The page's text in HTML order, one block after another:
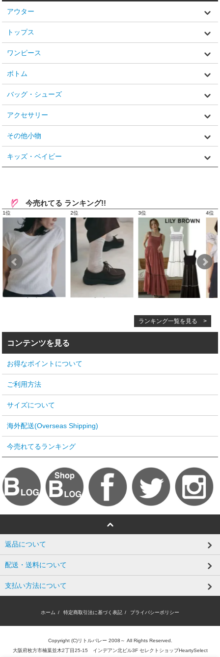
アウター
トップス
ワンピース
ボトム
バッグ・シューズ
アクセサリー
その他小物
キッズ・ベイビー
今売れてる ランキング!!
ランキング一覧を見る >
コンテンツを見る
お得なポイントについて
ご利用方法
サイズについて
海外配送(Overseas Shipping)
今売れてるランキング
返品について
配送・送料について
支払い方法について
ホーム / 特定商取引法に基づく表記 / プライバシーポリシー
Copyright (C)リトルバレー 2008～ All Rights Reserved.
大阪府枚方市楠葉並木2丁目25-15 インデアン北ビル3F セレクトショップHeartySelect